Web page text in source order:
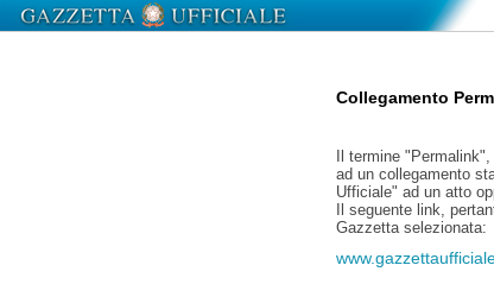
Collegamento
Il termine
ad un collegamento
Ufficiale" ad un atto
Il seguente link,
Gazzetta selezionata: